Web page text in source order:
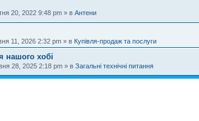
20, 2022 9:48 pm » в Антени
11, 2026 2:32 pm » в Купівля-продаж та послуги
нашого хобі
28, 2025 2:18 pm » в Загальні технічні питання